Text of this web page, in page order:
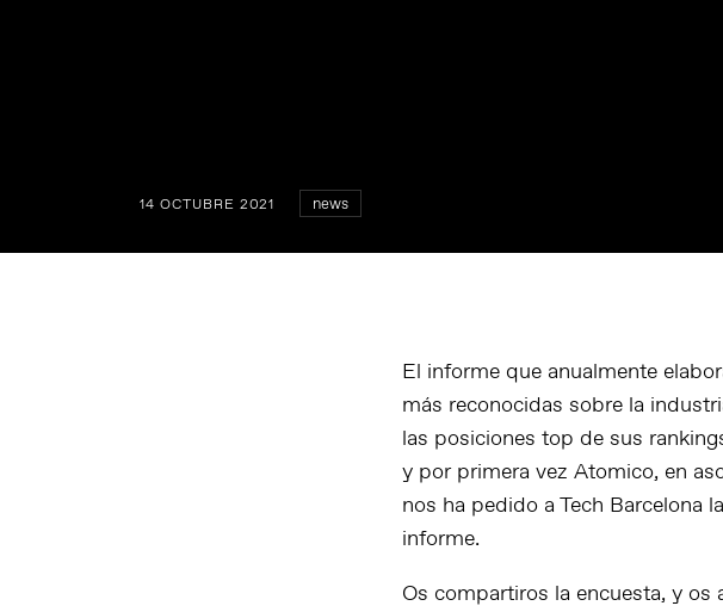
14 OCTUBRE 2021 news
El informe que anualmente
más reconocidas sobre la
las posiciones top de sus
y por primera vez Atomico, en
nos ha pedido a Tech Barcelona
informe.
Os compartiros la encuesta, y